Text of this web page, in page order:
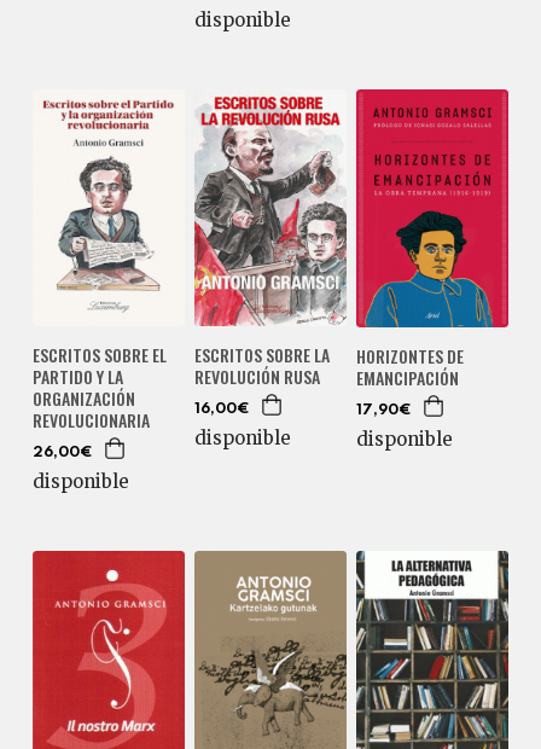
disponible
ESCRITOS SOBRE EL
PARTIDO Y LA
ORGANIZACIÓN
REVOLUCIONARIA
26,00€
disponible
ESCRITOS SOBRE LA
REVOLUCIÓN RUSA
16,00€
disponible
HORIZONTES DE
EMANCIPACIÓN
17,90€
disponible